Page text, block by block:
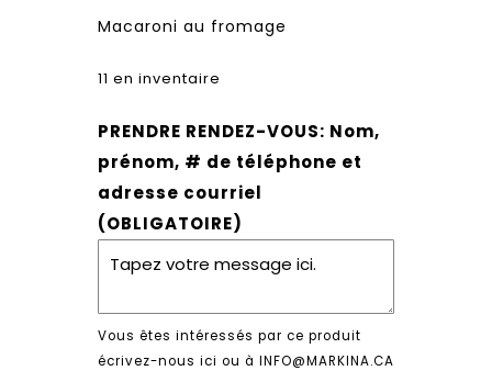
Macaroni au fromage
11 en inventaire
PRENDRE RENDEZ-VOUS: Nom,
prénom, # de téléphone et
adresse courriel
(OBLIGATOIRE)
Vous êtes intéressés par ce produit
écrivez-nous ici ou à INFO@MARKINA.CA